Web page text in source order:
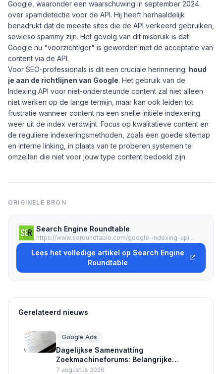
Google, waaronder een waarschuwing in september 2024
over spamdetectie voor de API. Hij heeft herhaaldelijk
benadrukt dat de meeste sites die de API verkeerd gebruiken,
sowieso spammy zijn. Het gevolg van dit misbruik is dat
Google nu "voorzichtiger" is geworden met de acceptatie van
content via de API.
Voor SEO-professionals is dit een cruciale herinnering: houd
je aan de richtlijnen van Google. Het gebruik van de
Indexing API voor niet-ondersteunde content zal niet alleen
niet werken op de lange termijn, maar kan ook leiden tot
frustratie wanneer content na een snelle initiële indexering
weer uit de index verdwijnt. Focus op kwalitatieve content en
de reguliere indexeringsmethoden, zoals een goede sitemap
en interne linking, in plaats van te proberen systemen te
omzeilen die niet voor jouw type content bedoeld zijn.
ORIGINELE BRON
Search Engine Roundtable
https://www.seroundtable.com/google-indexing-api-inundated-by-bloggers-41329.html
Lees het volledige artikel op Search Engine
Roundtable
Gerelateerd nieuws
Google Ads
Dagelijkse Samenvatting
Zoekmachineforums: Belangrijke
Updates Google Ads en Crawlers
7 augustus 2026